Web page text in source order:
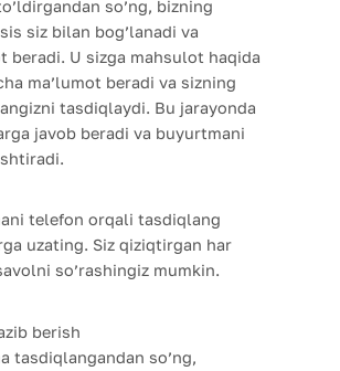
so’ng, bizning
siz bilan bog’lanadi va
beradi. U sizga mahsulot haqida
ma’lumot beradi va sizning
tasdiqlaydi. Bu jarayonda
javob beradi va buyurtmani
telefon orqali tasdiqlang
uzating. Siz qiziqtirgan har
so’rashingiz mumkin.
berish
tasdiqlangandan so’ng,